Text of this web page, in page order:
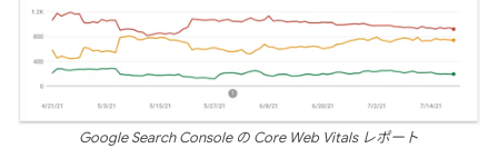
Google Search Console の Core Web Vitals レポート